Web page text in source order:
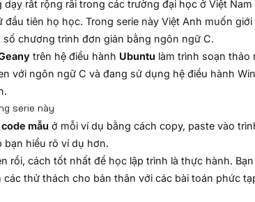
dạy rất rộng rãi trong các trường đại học ở Việt
tiên họ học. Trong serie này Việt Anh muốn
chương trình đơn giản bằng ngôn ngữ C.
trên hệ điều hành Ubuntu làm trình soạn thảo
với ngôn ngữ C và đang sử dụng hệ điều hành
serie này
mẫu ở mỗi ví dụ bằng cách copy, paste vào
hiểu rõ ví dụ hơn.
rồi, cách tốt nhất để học lập trình là thực hành.
thử thách cho bản thân với các bài toán phức